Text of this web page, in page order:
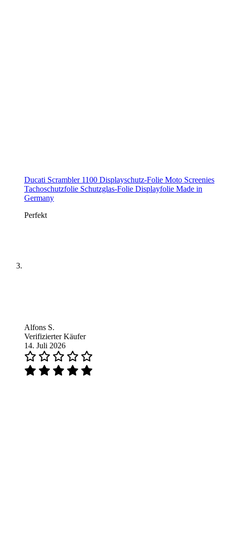
Ducati Scrambler 1100 Displayschutz-Folie Moto Screenies
Tachoschutzfolie Schutzglas-Folie Displayfolie Made in
Germany
Perfekt
Alfons S.
Verifizierter Käufer
14. Juli 2026